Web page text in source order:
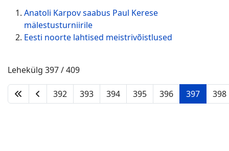
Anatoli Karpov saabus Paul Kerese
mälestusturniirile
Eesti noorte lahtised meistrivõistlused
Lehekülg 397 / 409
392 393 394 395 396 397 398